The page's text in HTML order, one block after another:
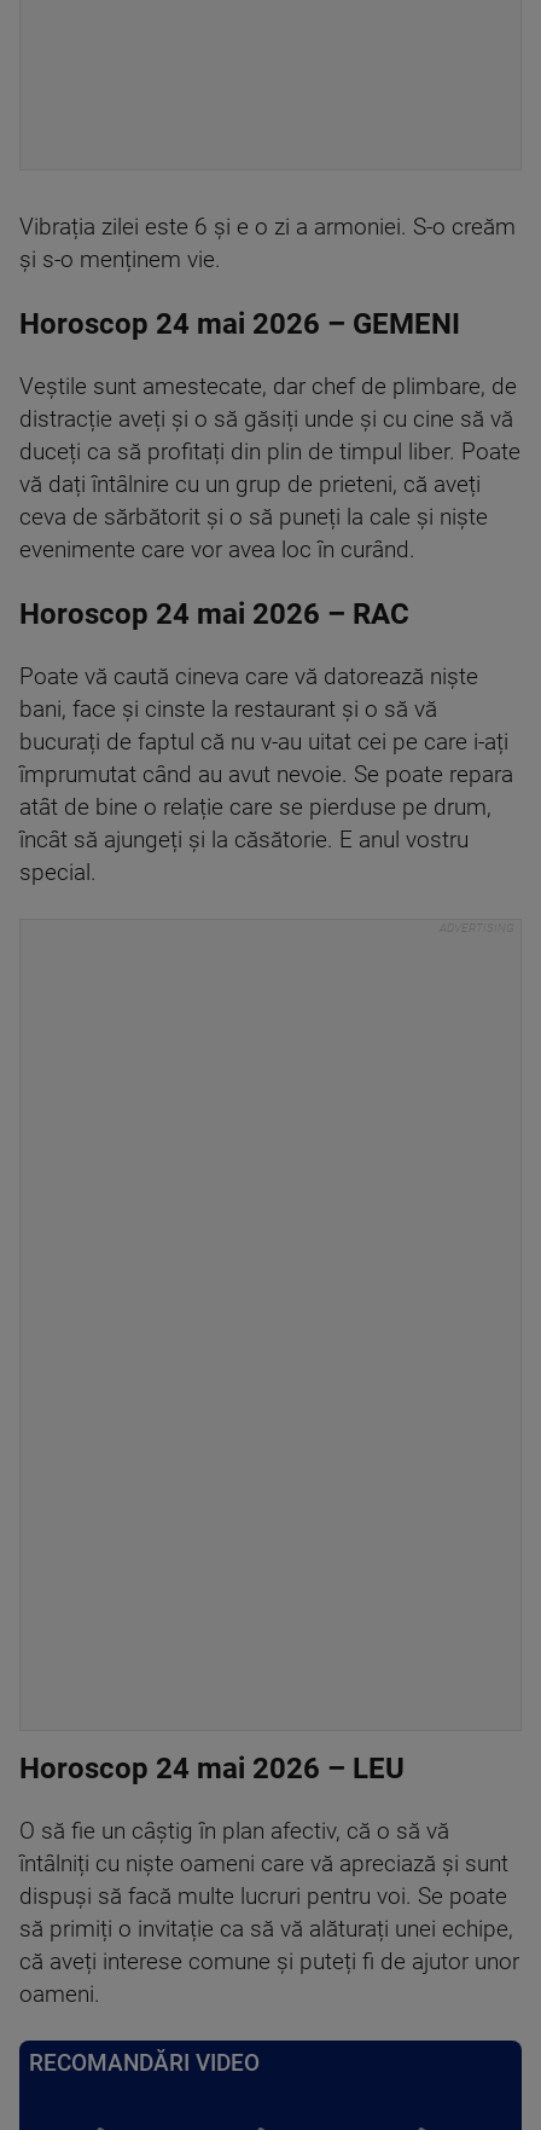
Vibrația zilei este 6 și e o zi a armoniei. S-o creăm
și s-o menținem vie.
Horoscop 24 mai 2026 – GEMENI
Veștile sunt amestecate, dar chef de plimbare, de
distracție aveți și o să găsiți unde și cu cine să vă
duceți ca să profitați din plin de timpul liber. Poate
vă dați întâlnire cu un grup de prieteni, că aveți
ceva de sărbătorit și o să puneți la cale și niște
evenimente care vor avea loc în curând.
Horoscop 24 mai 2026 – RAC
Poate vă caută cineva care vă datorează niște
bani, face și cinste la restaurant și o să vă
bucurați de faptul că nu v-au uitat cei pe care i-ați
împrumutat când au avut nevoie. Se poate repara
atât de bine o relație care se pierduse pe drum,
încât să ajungeți și la căsătorie. E anul vostru
special.
Horoscop 24 mai 2026 – LEU
O să fie un câștig în plan afectiv, că o să vă
întâlniți cu niște oameni care vă apreciază și sunt
dispuși să facă multe lucruri pentru voi. Se poate
să primiți o invitație ca să vă alăturați unei echipe,
că aveți interese comune și puteți fi de ajutor unor
oameni.
RECOMANDĂRI VIDEO